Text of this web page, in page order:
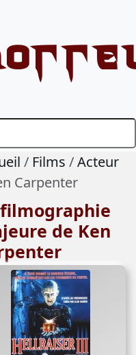
Films
Acteur
Carpenter
de Ken